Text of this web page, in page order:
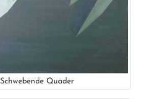
Schwebende Quader